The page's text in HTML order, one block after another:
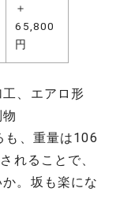
＋
65,800
円
、エアロ形
も、重量は106
れることで、
。坂も楽にな